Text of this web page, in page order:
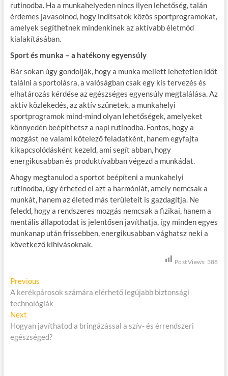
rutinodba. Ha a munkahelyeden nincs ilyen lehetőség, talán
érdemes javasolnod, hogy indítsatok közös sportprogramokat,
amelyek segíthetnek mindenkinek az aktívabb életmód
kialakításában.
Sport és munka – a hatékony egyensúly
Bár sokan úgy gondolják, hogy a munka mellett lehetetlen időt
találni a sportolásra, a valóságban csak egy kis tervezés és
elhatározás kérdése az egészséges egyensúly megtalálása. Az
aktív közlekedés, az aktív szünetek, a munkahelyi
sportprogramok mind-mind olyan lehetőségek, amelyeket
könnyedén beépíthetsz a napi rutinodba. Fontos, hogy a
mozgást ne valami kötelező feladatként, hanem egyfajta
kikapcsolódásként kezeld, ami segít abban, hogy
energikusabban és produktívabban végezd a munkádat.
Ahogy megtanulod a sportot beépíteni a munkahelyi
rutinodba, úgy érheted el azt a harmóniát, amely nemcsak a
munkát, hanem az életed más területeit is gazdagítja. Ne
feledd, hogy a rendszeres mozgás nemcsak a fizikai, hanem a
mentális állapotodat is jelentősen javíthatja, így minden egyes
munkanap után frissebben, energikusabban vághatsz neki a
következő kihívásoknak.
Post Views: 388
B
e
j
e
Previous
r
e
i
o
A kerékpárosok számára elérhető legújabb biztonsági
technológiák
Next
e
x
Hogyan javíthatod a bringázással a szív- és érrendszeri
egészséged?